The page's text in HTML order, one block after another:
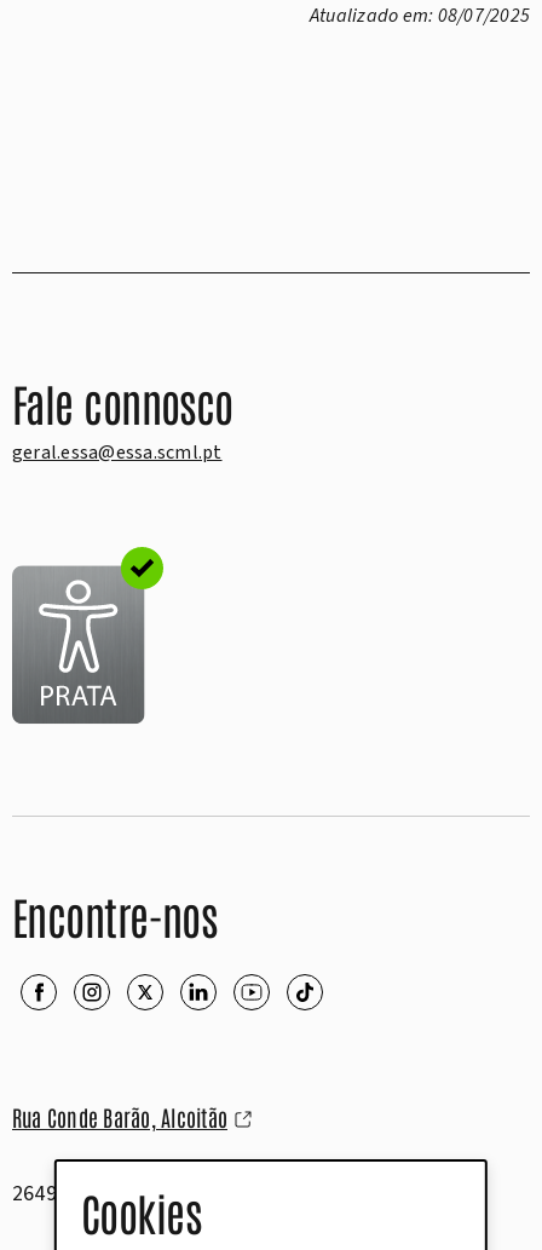
Cookies
Atualizado em: 08/07/2025
Fale connosco
geral.essa@essa.scml.pt
Encontre-nos
Rua Conde Barão, Alcoitão
2649-506 Alcabideche